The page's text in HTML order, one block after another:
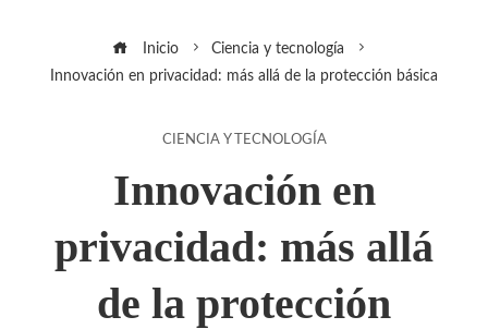
Inicio
Ciencia y tecnología
Innovación en privacidad: más allá de la protección básica
CIENCIA Y TECNOLOGÍA
Innovación en
privacidad: más allá
de la protección